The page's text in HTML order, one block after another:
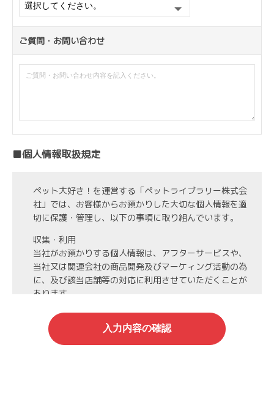
ご質問・お問い合わせ
■個人情報取扱規定
ペット大好き！を運営する「ペットライブラリー株式会
社」では、お客様からお預かりした大切な個人情報を適
切に保護・管理し、以下の事項に取り組んでいます。
収集・利用
当社がお預かりする個人情報は、アフターサービスや、
当社又は関連会社の商品開発及びマーケィング活動の為
に、及び該当店舗等の対応に利用させていただくことが
あります。
第3者への開示・委託先の管理
当社がお預かりする個人情報は、お客様の同意・承諾を
得た場合や法令等に基づく開示・提供が必要な場合、人